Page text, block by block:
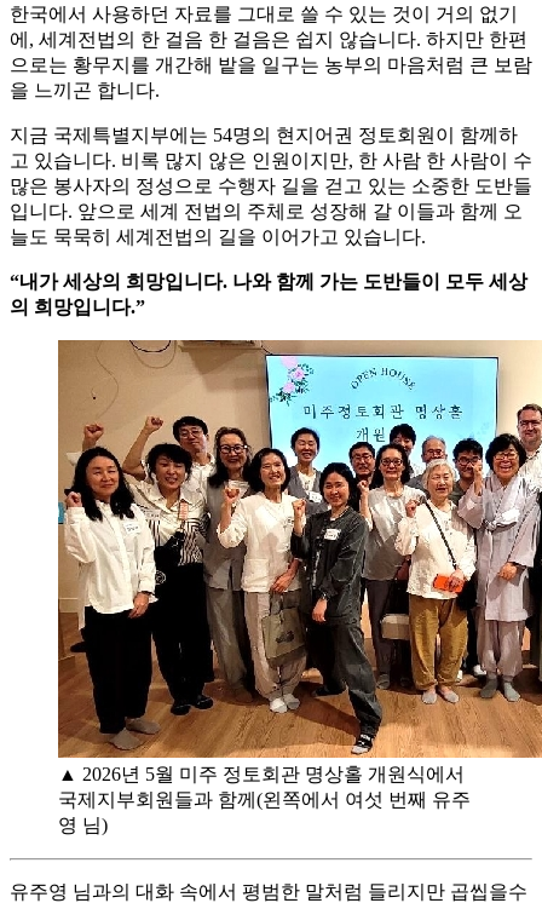
한국에서 사용하던 자료를 그대로 쓸 수 있는 것이 거의 없기
에, 세계전법의 한 걸음 한 걸음은 쉽지 않습니다. 하지만 한편
으로는 황무지를 개간해 밭을 일구는 농부의 마음처럼 큰 보람
을 느끼곤 합니다.
지금 국제특별지부에는 54명의 현지어권 정토회원이 함께하
고 있습니다. 비록 많지 않은 인원이지만, 한 사람 한 사람이 수
많은 봉사자의 정성으로 수행자 길을 걷고 있는 소중한 도반들
입니다. 앞으로 세계 전법의 주체로 성장해 갈 이들과 함께 오
늘도 묵묵히 세계전법의 길을 이어가고 있습니다.
“내가 세상의 희망입니다. 나와 함께 가는 도반들이 모두 세상
의 희망입니다.”
▲ 2026년 5월 미주 정토회관 명상홀 개원식에서
국제지부회원들과 함께(왼쪽에서 여섯 번째 유주
영 님)
유주영 님과의 대화 속에서 평범한 말처럼 들리지만 곱씹을수